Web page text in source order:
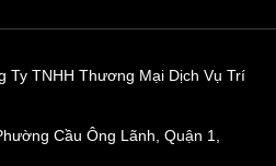
Ty TNHH Thương Mại Dịch Vụ Trí
Cầu Ông Lãnh, Quận 1,